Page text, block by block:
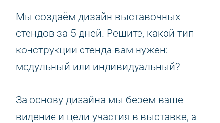
Мы создаём дизайн выставочных
стендов за 5 дней. Решите, какой тип
конструкции стенда вам нужен:
модульный или индивидуальный?
За основу дизайна мы берем ваше
видение и цели участия в выставке, а